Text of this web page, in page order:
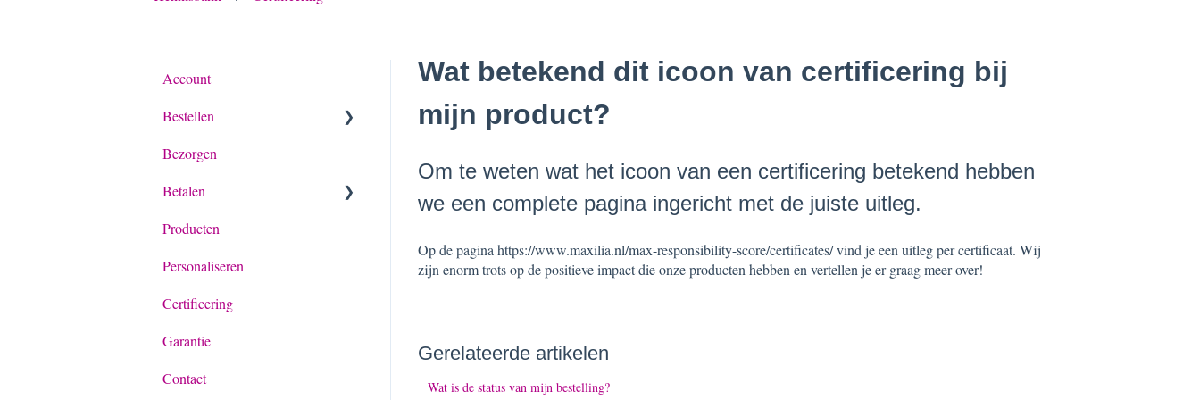
Wat betekend dit icoon van certificering bij
mijn product?
Om te weten wat het icoon van een certificering betekend hebben
we een complete pagina ingericht met de juiste uitleg.
Op de pagina https://www.maxilia.nl/max-responsibility-score/certificates/ vind je een uitleg per certificaat. Wij
zijn enorm trots op de positieve impact die onze producten hebben en vertellen je er graag meer over!
Gerelateerde artikelen
Wat is de status van mijn bestelling?
Account
Bestellen
Algemeen
Bestelling
Offerte
Bezorgen
Betalen
Betaling algemeen
Achteraf betalen met Billie
Producten
Personaliseren
Certificering
Garantie
Contact